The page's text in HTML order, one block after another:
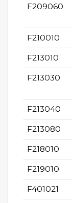
F209060
F210010
F213010
F213030
F213040
F213080
F218010
F219010
F401021